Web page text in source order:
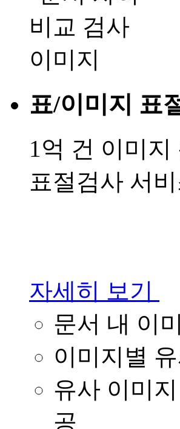
표/이미지 표
1억 건 이미
표절검사 서
자세히 보기
문서 내 이
이미지별
유사 이미
공